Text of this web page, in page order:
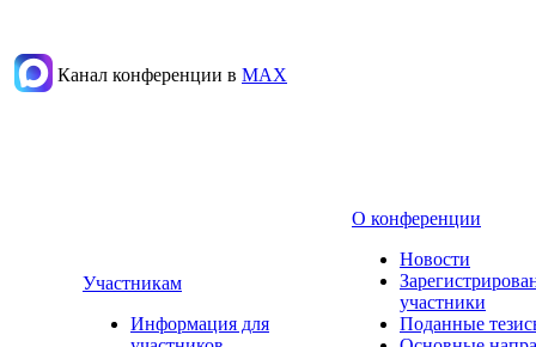
Канал конференции в МАХ
Участникам
Информация для
О конференции
Новости
участники
Поданные